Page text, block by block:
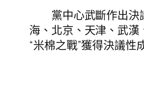
黨中心武斷作出決
海、北京、天津、武漢
“米棉之戰”獲得決議性